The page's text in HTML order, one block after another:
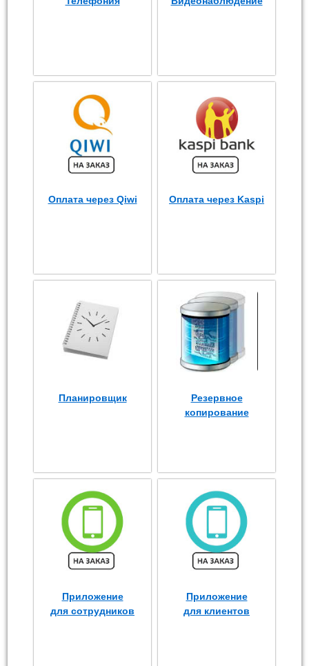
Оплата через Qiwi Оплата через Kaspi
Планировщик
Резервное
копирование
Приложение
для сотрудников
Приложение
для клиентов